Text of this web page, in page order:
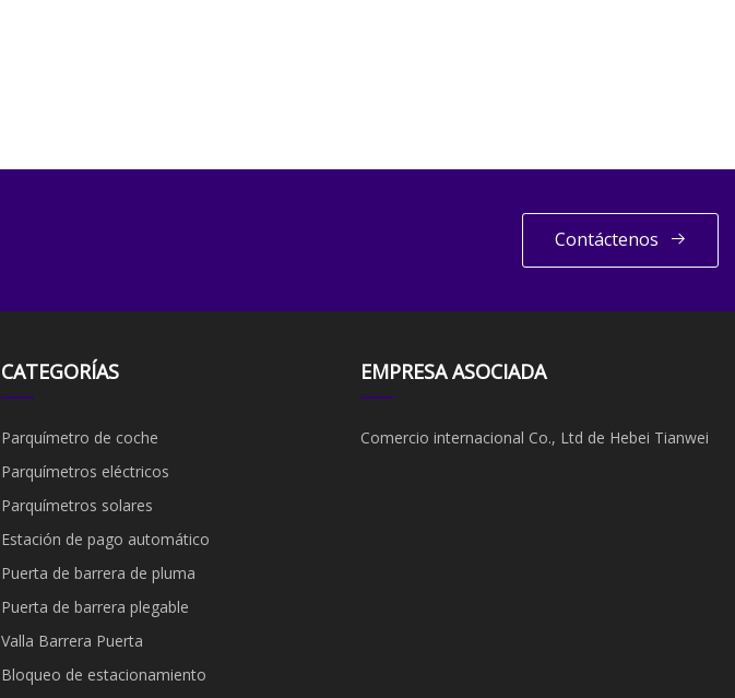
Contáctenos
CATEGORÍAS
Parquímetro de coche
Parquímetros eléctricos
Parquímetros solares
Estación de pago automático
Puerta de barrera de pluma
Puerta de barrera plegable
Valla Barrera Puerta
Bloqueo de estacionamiento
EMPRESA ASOCIADA
Comercio internacional Co., Ltd de Hebei Tianwei